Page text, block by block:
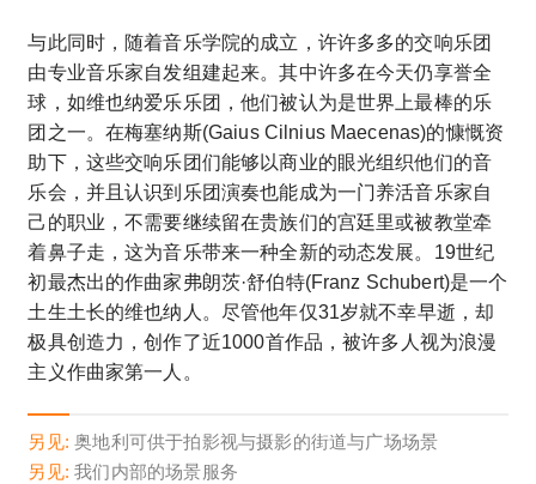
与此同时，随着音乐学院的成立，许许多多的交响乐团
由专业音乐家自发组建起来。其中许多在今天仍享誉全
球，如维也纳爱乐乐团，他们被认为是世界上最棒的乐
团之一。在梅塞纳斯(Gaius Cilnius Maecenas)的慷慨资
助下，这些交响乐团们能够以商业的眼光组织他们的音
乐会，并且认识到乐团演奏也能成为一门养活音乐家自
己的职业，不需要继续留在贵族们的宫廷里或被教堂牵
着鼻子走，这为音乐带来一种全新的动态发展。19世纪
初最杰出的作曲家弗朗茨·舒伯特(Franz Schubert)是一个
土生土长的维也纳人。尽管他年仅31岁就不幸早逝，却
极具创造力，创作了近1000首作品，被许多人视为浪漫
主义作曲家第一人。
另见:奥地利可供于拍影视与摄影的街道与广场场景
另见:我们内部的场景服务